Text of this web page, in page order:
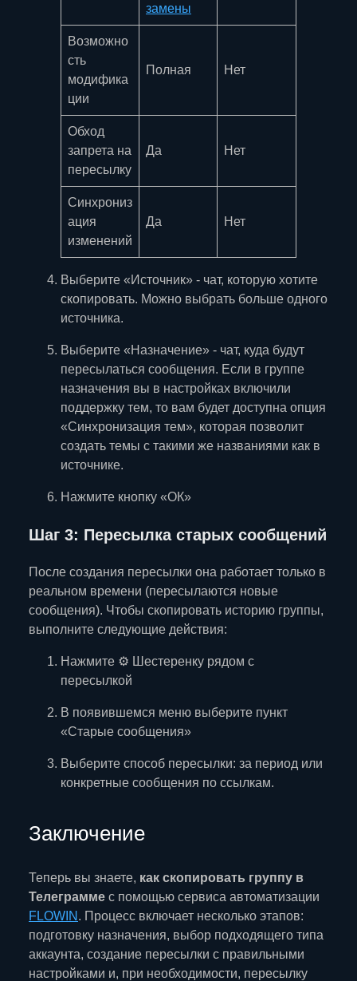
замены
Возможно
сть
модифика
ции
Полная Нет
Обход
запрета на
пересылку
Да Нет
Синхрониз
ация
изменений
Да Нет
Выберите «Источник» - чат, которую хотите
скопировать. Можно выбрать больше одного
источника.
Выберите «Назначение» - чат, куда будут
пересылаться сообщения. Если в группе
назначения вы в настройках включили
поддержку тем, то вам будет доступна опция
«Синхронизация тем», которая позволит
создать темы с такими же названиями как в
источнике.
Нажмите кнопку «ОК»
Шаг 3: Пересылка старых сообщений
После создания пересылки она работает только в
реальном времени (пересылаются новые
сообщения). Чтобы скопировать историю группы,
выполните следующие действия:
Нажмите ⚙️ Шестеренку рядом с
пересылкой
В появившемся меню выберите пункт
«Старые сообщения»
Выберите способ пересылки: за период или
конкретные сообщения по ссылкам.
Заключение
Теперь вы знаете, как скопировать группу в
Телеграмме с помощью сервиса автоматизации
FLOWIN . Процесс включает несколько этапов:
подготовку назначения, выбор подходящего типа
аккаунта, создание пересылки с правильными
настройками и, при необходимости, пересылку